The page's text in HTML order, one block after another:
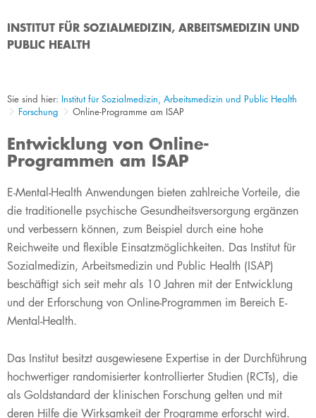
INSTITUT FÜR SOZIALMEDIZIN, ARBEITSMEDIZIN UND
PUBLIC HEALTH
Sie sind hier: Institut für Sozialmedizin, Arbeitsmedizin und Public Health
Forschung
Online-Programme am ISAP
Entwicklung von Online-
Programmen am ISAP
E-Mental-Health Anwendungen bieten zahlreiche Vorteile, die
die traditionelle psychische Gesundheitsversorgung ergänzen
und verbessern können, zum Beispiel durch eine hohe
Reichweite und flexible Einsatzmöglichkeiten. Das Institut für
Sozialmedizin, Arbeitsmedizin und Public Health (ISAP)
beschäftigt sich seit mehr als 10 Jahren mit der Entwicklung
und der Erforschung von Online-Programmen im Bereich E-
Mental-Health.
Das Institut besitzt ausgewiesene Expertise in der Durchführung
hochwertiger randomisierter kontrollierter Studien (RCTs), die
als Goldstandard der klinischen Forschung gelten und mit
deren Hilfe die Wirksamkeit der Programme erforscht wird.